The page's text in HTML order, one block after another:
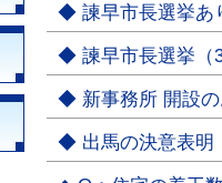
◆ 諫早市長選挙あ
◆ 諫早市長選挙（
◆ 新事務所 開設
◆ 出馬の決意表明